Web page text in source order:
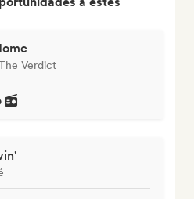
Verdict